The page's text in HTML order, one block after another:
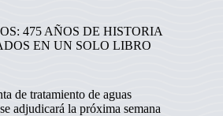
475 AÑOS DE HISTORIA
EN UN SOLO LIBRO
de tratamiento de aguas
adjudicará la próxima semana